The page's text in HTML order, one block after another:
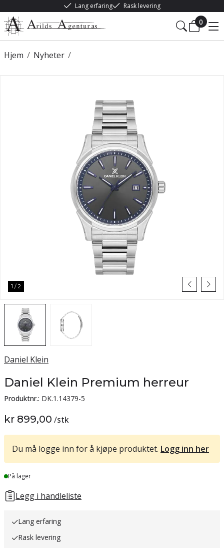
Lang erfaring Rask levering
0
/
Hjem /
Nyheter
1 / 2
Daniel Klein
Daniel Klein Premium herreur
Produktnr.: DK.1.14379-5
kr 899,00 /stk
Du må logge inn for å kjøpe produktet. Logg inn her
Lager
På lager
Legg i handleliste
Lang erfaring
Rask levering